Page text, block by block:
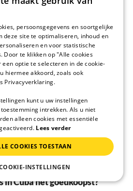
in Cuba?
u zeker de regio'sHavana vieja
Hier kunt u wandelen in
van de regionale keuken en
op idyllische plekken.
in Cuba?
in Cuba is al te boeken
Cuba het goedkoopst?
persoonsgegevens en soortgelijke
deze site te optimaliseren, inhoud en
en voor statistische
Door te klikken op "Alle cookies
optie te selecteren in de cookie-
hiermee akkoord, zoals ook
Privacyverklaring.
kunt u uw instellingen
intrekken. Als u niet
alleen cookies met essentiële
Lees verder
COOKIES TOESTAAN
INSTELLINGEN